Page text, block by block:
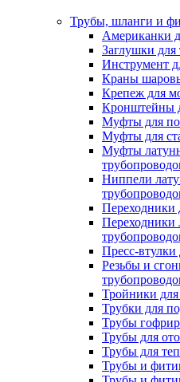
Трубы, шланги и
Американки
Заглушки для
Инструмент
Краны
Крепеж для
Кронштейны
Муфты для
Муфты для
Муфты
Ниппели
Переходники
Переходники
Пресс-втулки
Резьбы и
Тройники
Трубки для
Трубы
Трубы для
Трубы для
Трубы и